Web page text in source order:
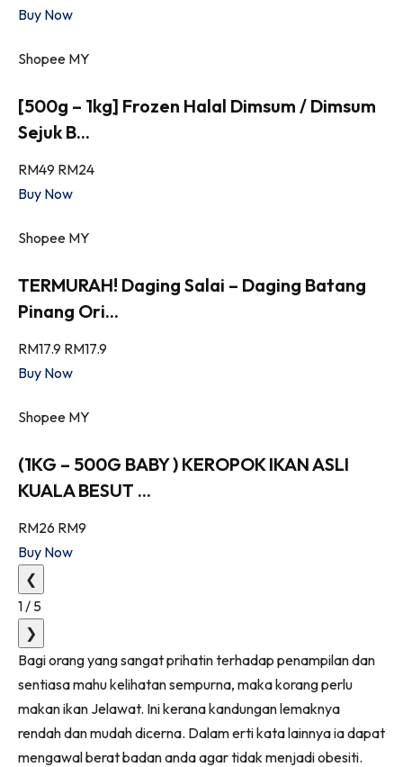
Buy Now
Shopee MY
[500g – 1kg] Frozen Halal Dimsum / Dimsum
Sejuk B...
RM49 RM24
Buy Now
Shopee MY
TERMURAH! Daging Salai – Daging Batang
Pinang Ori...
RM17.9 RM17.9
Buy Now
Shopee MY
(1KG – 500G BABY ) KEROPOK IKAN ASLI
KUALA BESUT ...
RM26 RM9
Buy Now
❮
1 / 5
❯
Bagi orang yang sangat prihatin terhadap penampilan dan
sentiasa mahu kelihatan sempurna, maka korang perlu
makan ikan Jelawat. Ini kerana kandungan lemaknya
rendah dan mudah dicerna. Dalam erti kata lainnya ia dapat
mengawal berat badan anda agar tidak menjadi obesiti.